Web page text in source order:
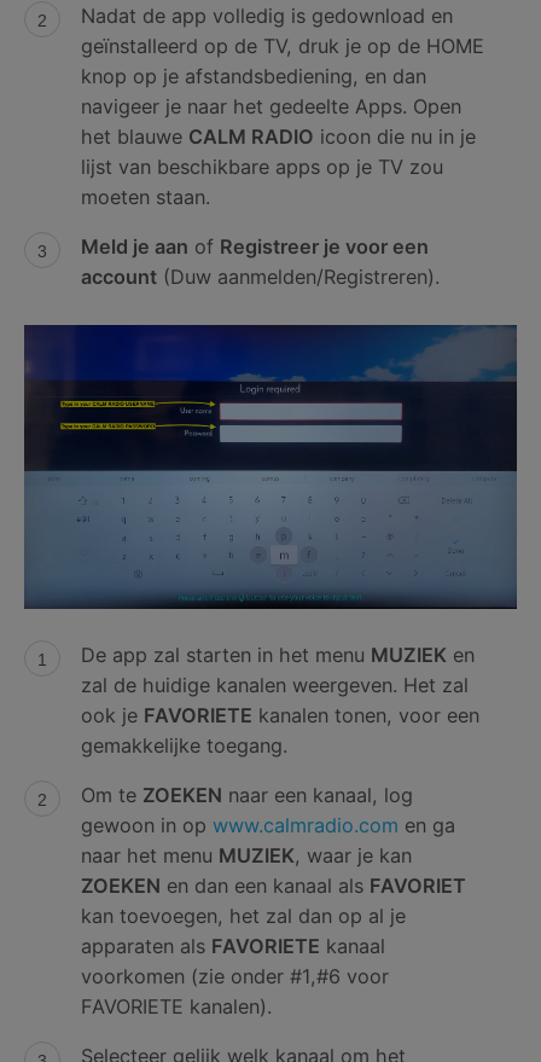
Nadat de app volledig is gedownload en
geïnstalleerd op de TV, druk je op de HOME
knop op je afstandsbediening, en dan
navigeer je naar het gedeelte Apps. Open
het blauwe CALM RADIO icoon die nu in je
lijst van beschikbare apps op je TV zou
moeten staan.
Meld je aan of Registreer je voor een
account(Duw aanmelden/Registreren).
De app zal starten in het menu MUZIEKen
zal de huidige kanalen weergeven. Het zal
ook je FAVORIETE kanalen tonen, voor een
gemakkelijke toegang.
Om te ZOEKEN naar een kanaal, log
gewoon in op www.calmradio.com en ga
naar het menu MUZIEK, waar je kan
ZOEKEN en dan een kanaal als FAVORIET
kan toevoegen, het zal dan op al je
apparaten als FAVORIETE kanaal
voorkomen (zie onder #1,#6 voor
FAVORIETE kanalen).
Selecteer gelijk welk kanaal om het